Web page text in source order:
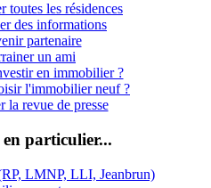
toutes les résidences
des informations
partenaire
un ami
en immobilier ?
l'immobilier neuf ?
la revue de presse
particulier...
LMNP, LLI, Jeanbrun)